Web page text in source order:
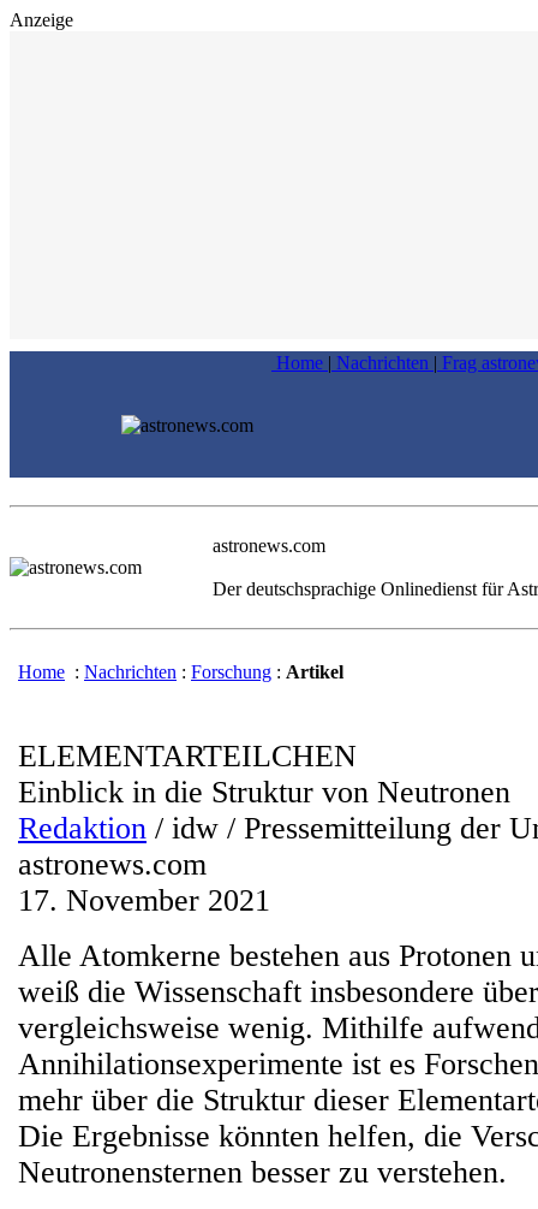
Anzeige
Home | Nachrichten | Frag
astronews.com
Der deutschsprachige Onlinedienst für
Home : Nachrichten : Forschung : Artikel
ELEMENTARTEILCHEN
Einblick in die Struktur von Neutronen
Redaktion / idw / Pressemitteilung der
astronews.com
17. November 2021
Alle Atomkerne bestehen aus Protonen
weiß die Wissenschaft insbesondere
vergleichsweise wenig. Mithilfe
Annihilationsexperimente ist es
mehr über die Struktur dieser
Die Ergebnisse könnten helfen, die
Neutronensternen besser zu verstehen.